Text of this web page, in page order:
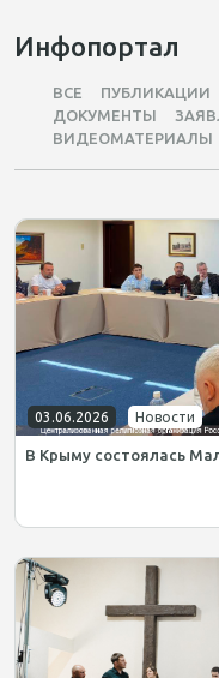
Инфопортал
ВСЕ ПУБЛИКАЦИИ
ДОКУМЕНТЫ
ВИДЕОМАТЕРИАЛЫ
03.06.2026 Новости
В Крыму состоялась